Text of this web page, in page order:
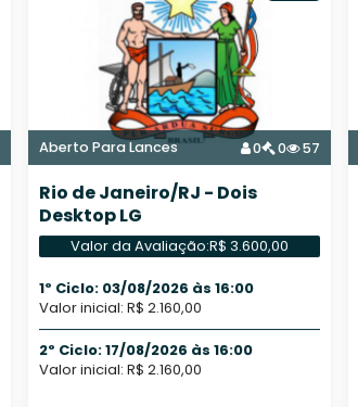
Aberto Para Lances 0 0 57
Rio de Janeiro/RJ - Dois
Desktop LG
Valor da Avaliação:R$ 3.600,00
1º Ciclo: 03/08/2026 às 16:00
Valor inicial: R$ 2.160,00
2º Ciclo: 17/08/2026 às 16:00
Valor inicial: R$ 2.160,00